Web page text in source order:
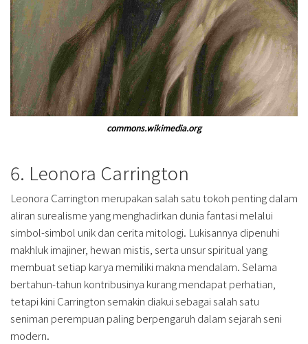
commons.wikimedia.org
6. Leonora Carrington
Leonora Carrington merupakan salah satu tokoh penting dalam
aliran surealisme yang menghadirkan dunia fantasi melalui
simbol-simbol unik dan cerita mitologi. Lukisannya dipenuhi
makhluk imajiner, hewan mistis, serta unsur spiritual yang
membuat setiap karya memiliki makna mendalam. Selama
bertahun-tahun kontribusinya kurang mendapat perhatian,
tetapi kini Carrington semakin diakui sebagai salah satu
seniman perempuan paling berpengaruh dalam sejarah seni
modern.